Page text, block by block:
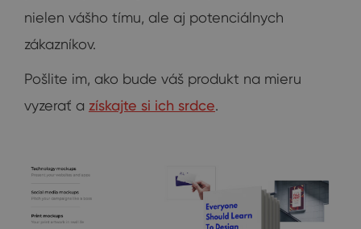
nielen vášho tímu, ale aj potenciálnych
zákazníkov.
Pošlite im, ako bude váš produkt na mieru
vyzerať a získajte si ich srdce.